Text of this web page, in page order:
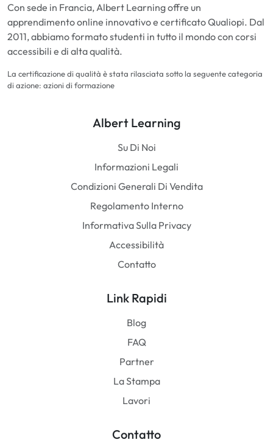
Con sede in Francia, Albert Learning offre un
apprendimento online innovativo e certificato Qualiopi. Dal
2011, abbiamo formato studenti in tutto il mondo con corsi
accessibili e di alta qualità.
La certificazione di qualità è stata rilasciata sotto la seguente categoria
di azione: azioni di formazione
Albert Learning
Su Di Noi
Informazioni Legali
Condizioni Generali Di Vendita
Regolamento Interno
Informativa Sulla Privacy
Accessibilità
Contatto
Link Rapidi
Blog
FAQ
Partner
La Stampa
Lavori
Contatto